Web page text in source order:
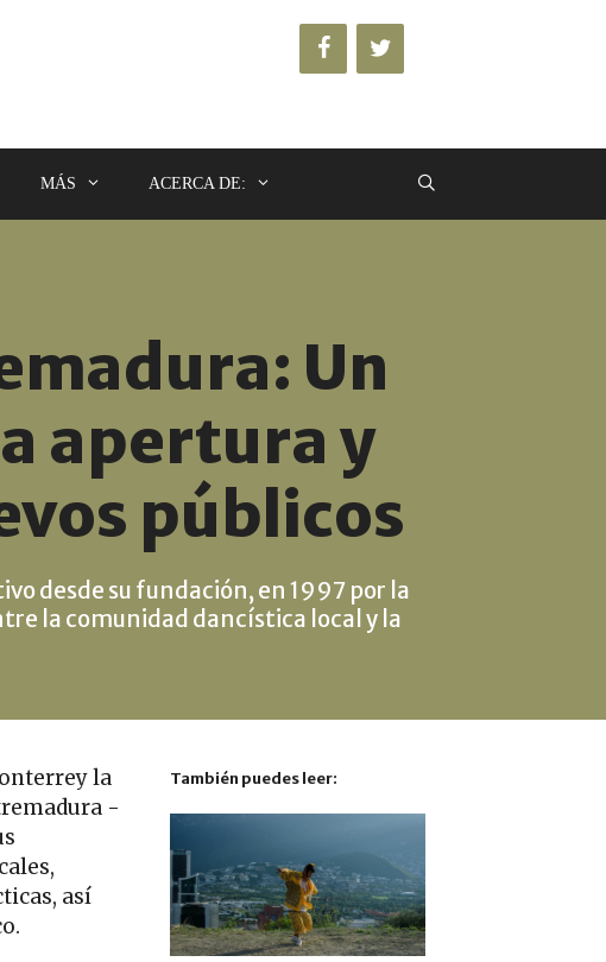
MÁS ACERCA DE:
Un
apertura y
públicos
desde su fundación, en 1997 por la
la comunidad dancística local y la
la
-
así
También puedes leer: